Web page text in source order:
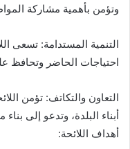
وتؤمن بأهمية مشاركة
التنمية المستدامة: تسعى
احتياجات الحاضر وتحافظ
التعاون والتكاتف: تؤمن
أبناء البلدة، وتدعو إلى
أهداف اللائحة: